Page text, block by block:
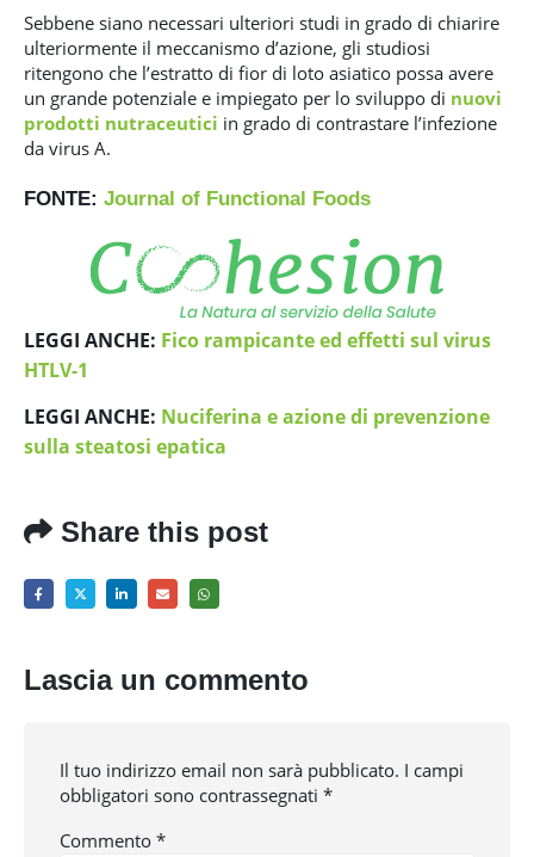
Sebbene siano necessari ulteriori studi in grado di chiarire
ulteriormente il meccanismo d’azione, gli studiosi
ritengono che l’estratto di fior di loto asiatico possa avere
un grande potenziale e impiegato per lo sviluppo di nuovi
prodotti nutraceutici in grado di contrastare l’infezione
da virus A.
FONTE: Journal of Functional Foods
LEGGI ANCHE: Fico rampicante ed effetti sul virus
HTLV-1
LEGGI ANCHE: Nuciferina e azione di prevenzione
sulla steatosi epatica
Share this post
Lascia un commento
Il tuo indirizzo email non sarà pubblicato. I campi
obbligatori sono contrassegnati *
Commento *